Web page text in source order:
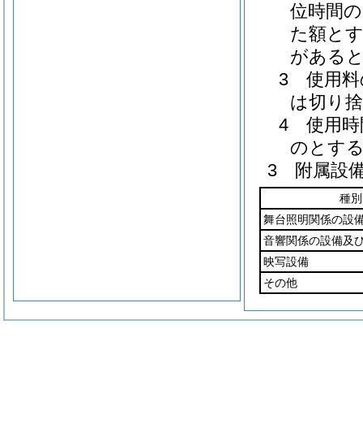
位時間
た額と
がある
3 使用料
は切り
4 使用時
のとす
3 附属設
種別
舞台照明関係の設
音響関係の設備及
映写設備
その他